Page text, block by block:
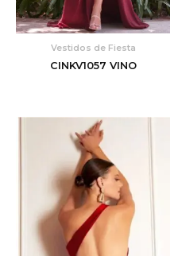
Vestidos de Fiesta
CINKV1057 VINO